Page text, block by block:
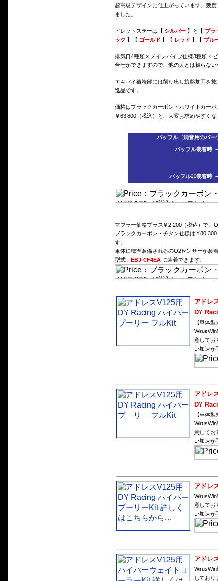
超高級デザインに仕上がっています。幾
ました。
ビレットステーは【 シルバー 】と【 ブラ
ック 】【 ゴールド 】【 レッド 】【 ブル
排気口4種類 × メインパイプ仕様3種類 ×
合せができますので、他の人とは被らな
エキパイ後端部には削り出し旋盤加工を
逸品です。
価格はブラックカーボン・ホワイトカー
￥63,800（税込）と、大変お求めやすく
バッフル（消音用のパ
バッフル装着時
バッフル非装着時
マフラー価格プラス￥2,200（税込）で、
ブラックカーボン・チタン仕様は￥
す。
車体に標準装備されるのO2センサーが装
型式： EBJ-CF4EA に装着できます。
アドレ
DY
【車体型
意してお
い加速が
アドレ
DY
【車体型
意してお
い加速が
アドレ
意してお
い加速が
アドレ
しており